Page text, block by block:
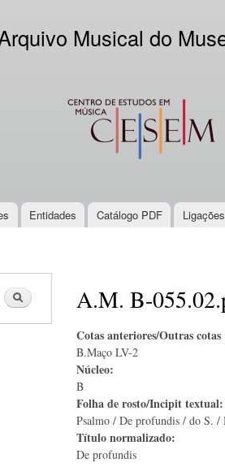
Musical do
CESEM
Entidades Catálogo PDF
Search A.M. B-
Cotas anteriores/Outras
B.Maço LV-2
Núcleo:
B
Folha de rosto/Incipit
Psalmo / De profundis / do S. /
Título normalizado:
De profundis